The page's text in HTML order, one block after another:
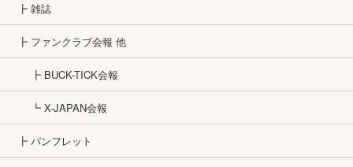
┣ 雑誌
┣ ファンクラブ会報 他
┣ BUCK-TICK会報
┗ X-JAPAN会報
┣ パンフレット